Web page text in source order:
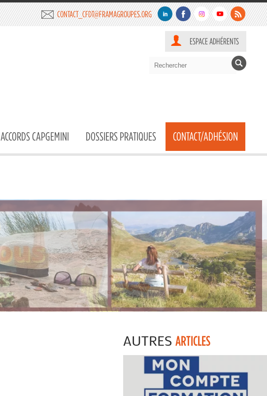
CONTACT_CFDT@FRAMAGROUPES.ORG
ESPACE ADHÉRENTS
ACCORDS CAPGEMINI DOSSIERS PRATIQUES CONTACT/ADHÉSION
AUTRES ARTICLES